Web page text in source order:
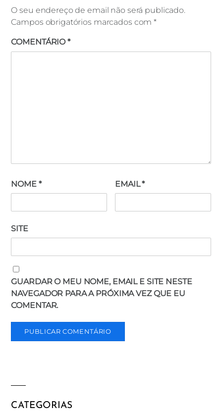
O seu endereço de email não será publicado.
Campos obrigatórios marcados com*
COMENTÁRIO*
NOME * EMAIL*
SITE
GUARDAR O MEU NOME, EMAIL E SITE NESTE
NAVEGADOR PARA A PRÓXIMA VEZ QUE EU
COMENTAR.
CATEGORIAS